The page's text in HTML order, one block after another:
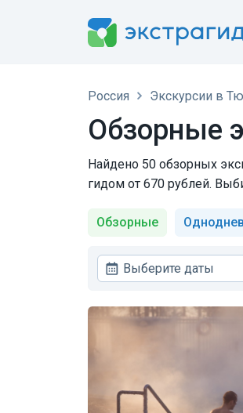
Россия Экскурсии в
Обзорные
Найдено 50 обзорных
гидом от 670 рублей.
Обзорные
Выберите даты